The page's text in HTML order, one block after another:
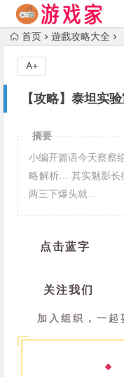
首页 遊戲攻略大全
【攻略】泰坦实
A+
摘要
小编开篇语今天察察
略解析… 其实魅影长
两三下爆头就…
点击蓝字
关注我们
加入组织，一起